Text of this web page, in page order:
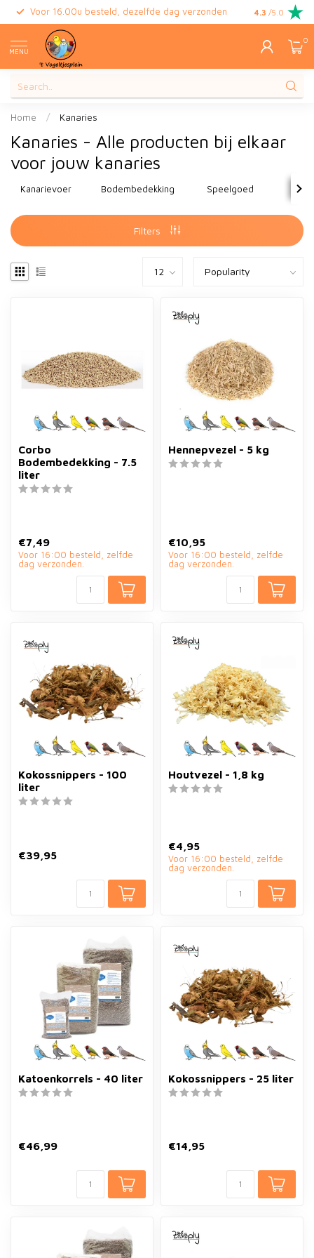
Voor 16.00u besteld, dezelfde dag verzonden Gratis
4.3 /5.0
MENU
0
Home / Kanaries
Kanaries - Alle producten bij elkaar
voor jouw kanaries
Kanarievoer Bodembedekking Speelgoed
Filters
Corbo
Bodembedekking - 7.5
liter
€7,49
Voor 16:00 besteld, zelfde
dag verzonden.
Hennepvezel - 5 kg
€10,95
Voor 16:00 besteld, zelfde
dag verzonden.
Kokossnippers - 100
liter
€39,95
Houtvezel - 1,8 kg
€4,95
Voor 16:00 besteld, zelfde
dag verzonden.
Katoenkorrels - 40 liter
€46,99
Kokossnippers - 25 liter
€14,95